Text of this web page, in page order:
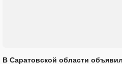
В Саратовской области